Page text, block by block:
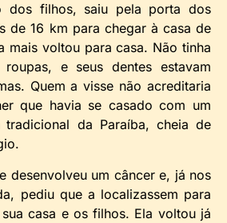
dos filhos, saiu pela porta dos
de 16 km para chegar à casa de
mais voltou para casa. Não tinha
roupas, e seus dentes estavam
Quem a visse não acreditaria
que havia se casado com um
tradicional da Paraíba, cheia de
desenvolveu um câncer e, já nos
pediu que a localizassem para
casa e os filhos. Ela voltou já